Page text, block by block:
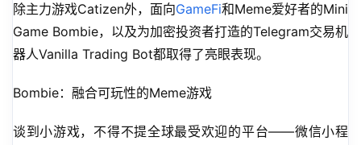
除主力游戏Catizen外，面向GameFi和Meme爱好者的Mini
Game Bombie，以及为加密投资者打造的Telegram交易机
器人Vanilla Trading Bot都取得了亮眼表现。
Bombie：融合可玩性的Meme游戏
谈到小游戏，不得不提全球最受欢迎的平台——微信小程